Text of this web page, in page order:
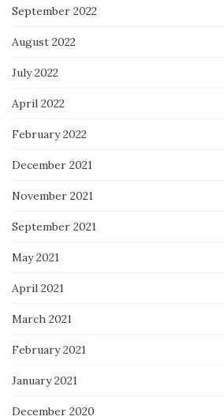
September 2022
August 2022
July 2022
April 2022
February 2022
December 2021
November 2021
September 2021
May 2021
April 2021
March 2021
February 2021
January 2021
December 2020